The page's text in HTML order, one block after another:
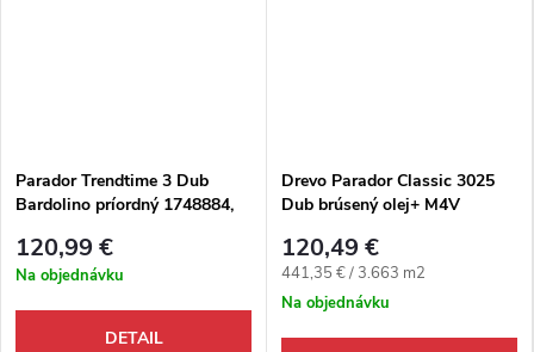
Parador Trendtime 3 Dub
Bardolino príordný 1748884,
M4V lak
120,99 €
Na objednávku
DETAIL
Drevo Parador Classic 3025
Dub brúsený olej+ M4V
120,49 €
Jednotková cena:
441,35 € / 3.663 m2
Na objednávku